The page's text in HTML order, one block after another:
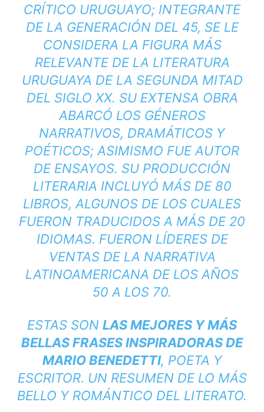
CRÍTICO URUGUAYO; INTEGRANTE
DE LA GENERACIÓN DEL 45, SE LE
CONSIDERA LA FIGURA MÁS
RELEVANTE DE LA LITERATURA
URUGUAYA DE LA SEGUNDA MITAD
DEL SIGLO XX. SU EXTENSA OBRA
ABARCÓ LOS GÉNEROS
NARRATIVOS, DRAMÁTICOS Y
POÉTICOS; ASIMISMO FUE AUTOR
DE ENSAYOS. SU PRODUCCIÓN
LITERARIA INCLUYÓ MÁS DE 80
LIBROS, ALGUNOS DE LOS CUALES
FUERON TRADUCIDOS A MÁS DE 20
IDIOMAS. FUERON LÍDERES DE
VENTAS DE LA NARRATIVA
LATINOAMERICANA DE LOS AÑOS
50 A LOS 70.
ESTAS SON LAS MEJORES Y MÁS
BELLAS FRASES INSPIRADORAS DE
MARIO BENEDETTI, POETA Y
ESCRITOR. UN RESUMEN DE LO MÁS
BELLO Y ROMÁNTICO DEL LITERATO.